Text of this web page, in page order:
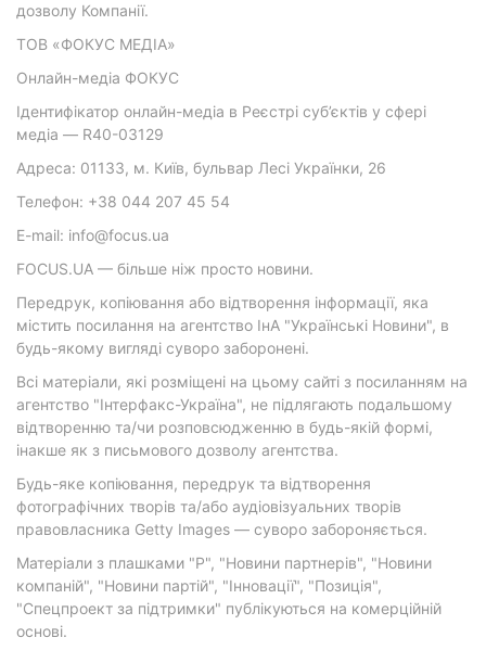
дозволу Компанії.
ТОВ «ФОКУС МЕДІА»
Онлайн-медіа ФОКУС
Ідентифікатор онлайн-медіа в Реєстрі суб’єктів у сфері
медіа — R40-03129
Адреса: 01133, м. Київ, бульвар Лесі Українки, 26
Телефон: +38 044 207 45 54
E-mail: info@focus.ua
FOCUS.UA — більше ніж просто новини.
Передрук, копіювання або відтворення інформації, яка
містить посилання на агентство ІнА "Українські Новини", в
будь-якому вигляді суворо заборонені.
Всі матеріали, які розміщені на цьому сайті з посиланням на
агентство "Інтерфакс-Україна", не підлягають подальшому
відтворенню та/чи розповсюдженню в будь-якій формі,
інакше як з письмового дозволу агентства.
Будь-яке копіювання, передрук та відтворення
фотографічних творів та/або аудіовізуальних творів
правовласника Getty Images — суворо забороняється.
Матеріали з плашками "Р", "Новини партнерів", "Новини
компаній", "Новини партій", "Інновації", "Позиція",
"Спецпроект за підтримки" публікуються на комерційній
основі.